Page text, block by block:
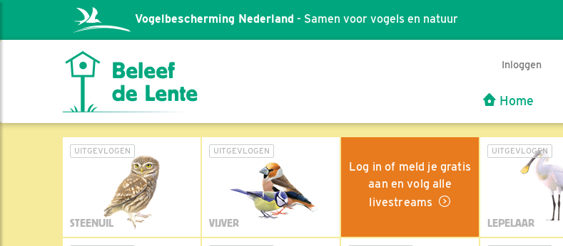
Vogelbescherming Nederland - Samen voor vogels en natuur
Inloggen
Home
UITGEVLOGEN
STEENUIL
UITGEVLOGEN
VIJVER
Log in of meld je gratis
aan en volg alle
livestreams
UITGEVLOGEN
LEPELAAR